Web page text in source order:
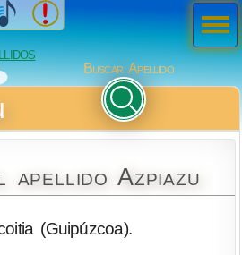
Buscar Apellido
apellido Azpiazu
(Guipúzcoa).
Men
ú